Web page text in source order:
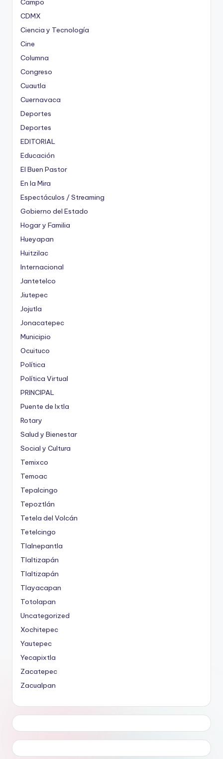
Campo
CDMX
Ciencia y Tecnología
Cine
Columna
Congreso
Cuautla
Cuernavaca
Deportes
Deportes
EDITORIAL
Educación
El Buen Pastor
En la Mira
Espectáculos / Streaming
Gobierno del Estado
Hogar y Familia
Hueyapan
Huitzilac
Internacional
Jantetelco
Jiutepec
Jojutla
Jonacatepec
Municipio
Ocuituco
Política
Política Virtual
PRINCIPAL
Puente de Ixtla
Rotary
Salud y Bienestar
Social y Cultura
Temixco
Temoac
Tepalcingo
Tepoztlán
Tetela del Volcán
Tetelcingo
Tlalnepantla
Tlaltizapán
Tlaltizapán
Tlayacapan
Totolapan
Uncategorized
Xochitepec
Yautepec
Yecapixtla
Zacatepec
Zacualpan